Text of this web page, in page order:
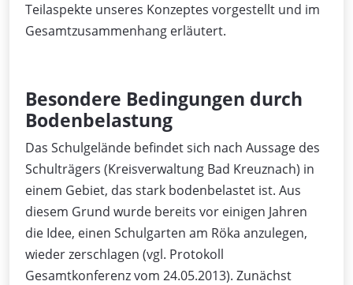
Teilaspekte unseres Konzeptes vorgestellt und im
Gesamtzusammenhang erläutert.
Besondere Bedingungen durch
Bodenbelastung
Das Schulgelände befindet sich nach Aussage des
Schulträgers (Kreisverwaltung Bad Kreuznach) in
einem Gebiet, das stark bodenbelastet ist. Aus
diesem Grund wurde bereits vor einigen Jahren
die Idee, einen Schulgarten am Röka anzulegen,
wieder zerschlagen (vgl. Protokoll
Gesamtkonferenz vom 24.05.2013). Zunächst